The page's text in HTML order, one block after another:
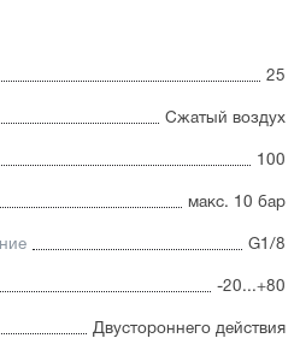
из высококачественной
к коррозии. Для
сталь
температурным
25
Сжатый воздух
100
макс. 10 бар
G1/8
-20...+80
Двустороннего действия